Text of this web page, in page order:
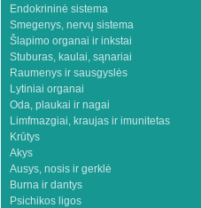
Endokrininė sistema
Smegenys, nervų sistema
Šlapimo organai ir inkstai
Stuburas, kaulai, sąnariai
Raumenys ir sausgyslės
Lytiniai organai
Oda, plaukai ir nagai
Limfmazgiai, kraujas ir imunitetas
Krūtys
Akys
Ausys, nosis ir gerklė
Burna ir dantys
Psichikos ligos